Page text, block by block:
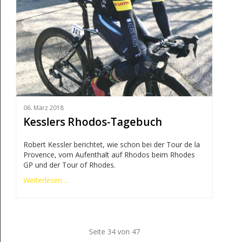
06. März 2018
Kesslers Rhodos-Tagebuch
Robert Kessler berichtet, wie schon bei der Tour de la
Provence, vom Aufenthalt auf Rhodos beim Rhodes
GP und der Tour of Rhodes.
Weiterlesen ...
Seite 34 von 47